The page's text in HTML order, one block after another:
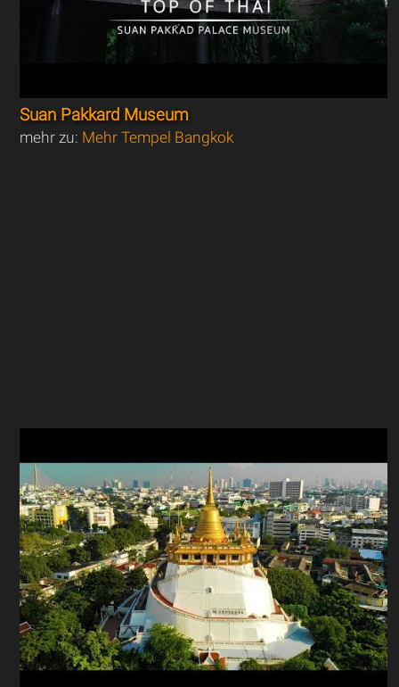
Suan Pakkard Museum
mehr zu: Mehr Tempel Bangkok